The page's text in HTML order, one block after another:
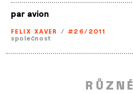
par avion
FELIX XAVER / #26/2011
společnost
RŮZNÉ